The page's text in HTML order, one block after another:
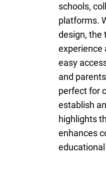
schools,
platforms.
design, the
experience
easy
and
perfect for
establish
highlights
enhances